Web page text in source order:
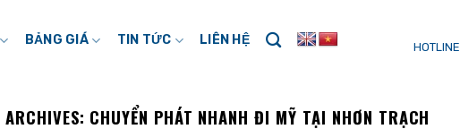
BẢNG GIÁ TIN TỨC LIÊN HỆ HOTLINE
ARCHIVES: CHUYỂN PHÁT NHANH ĐI MỸ TẠI NHƠN TRẠCH